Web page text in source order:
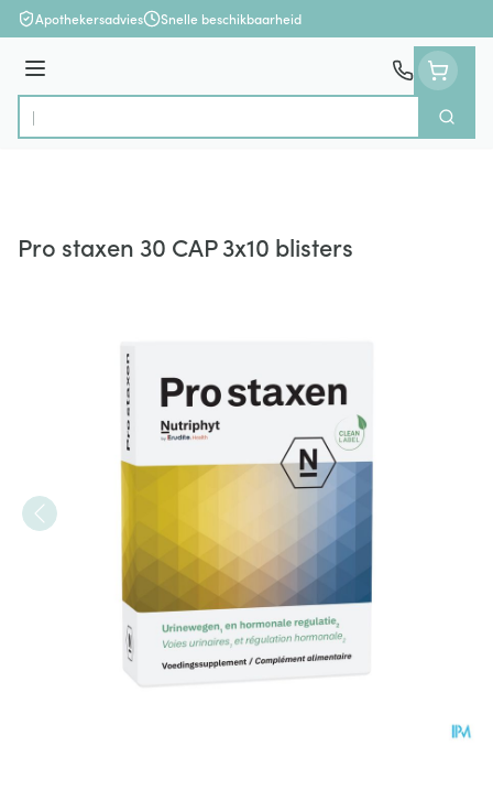
Ga naar de inhoud
Apothekersadvies Snelle beschikbaarheid
Menu
Product, merk, categorie...
Zoek
Pro staxen 30 CAP 3x10 blisters